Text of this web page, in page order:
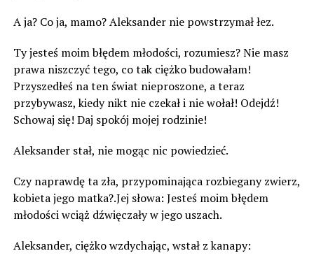
A ja? Co ja, mamo? Aleksander nie powstrzymał łez.
Ty jesteś moim błędem młodości, rozumiesz? Nie masz
prawa niszczyć tego, co tak ciężko budowałam!
Przyszedłeś na ten świat nieproszone, a teraz
przybywasz, kiedy nikt nie czekał i nie wołał! Odejdź!
Schowaj się! Daj spokój mojej rodzinie!
Aleksander stał, nie mogąc nic powiedzieć.
Czy naprawdę ta zła, przypominająca rozbiegany zwierz,
kobieta jego matka?.Jej słowa: Jesteś moim błędem
młodości wciąż dźwięczały w jego uszach.
Aleksander, ciężko wzdychając, wstał z kanapy: